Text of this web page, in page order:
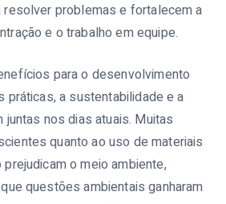
resolver problemas e fortalecem a
e o trabalho em equipe.
para o desenvolvimento
práticas, a sustentabilidade e a
juntas nos dias atuais. Muitas
quanto ao uso de materiais
o meio ambiente,
questões ambientais ganharam